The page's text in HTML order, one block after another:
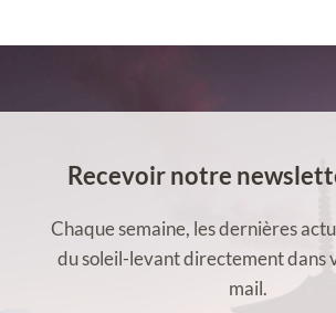
Recevoir notre
Chaque semaine, les dernières
du soleil-levant directement dans
mail.